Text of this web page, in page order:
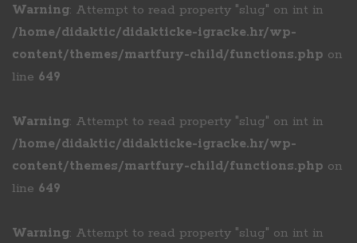
Warning: Attempt to read property "slug" on int in
/home/didaktic/didakticke-igracke.hr/wp-
content/themes/martfury-child/functions.php on
line 649
Warning: Attempt to read property "slug" on int in
/home/didaktic/didakticke-igracke.hr/wp-
content/themes/martfury-child/functions.php on
line 649
Warning: Attempt to read property "slug" on int in